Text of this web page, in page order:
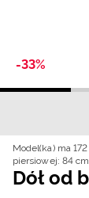
-33%
Model(ka) ma
piersiowej: 84 cm
Dół od